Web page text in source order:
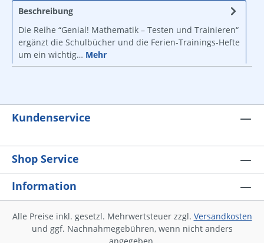
Beschreibung
Die Reihe “Genial! Mathematik – Testen und Trainieren“
ergänzt die Schulbücher und die Ferien-Trainings-Hefte
um ein wichtig… Mehr
Kundenservice
Shop Service
Information
Alle Preise inkl. gesetzl. Mehrwertsteuer zzgl. Versandkosten
und ggf. Nachnahmegebühren, wenn nicht anders